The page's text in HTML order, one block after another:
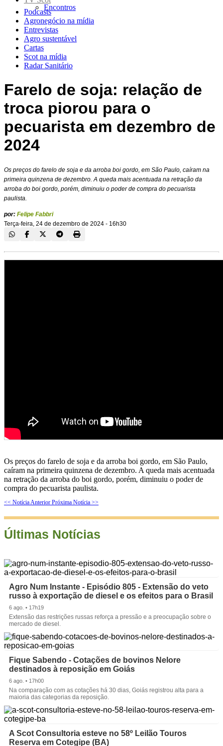
Encontros
Podcasts
Agronegócio na mídia
Entrevistas
Agro sustentável
Cartas
Scot na mídia
Radar Sanitário
Farelo de soja: relação de
troca piorou para o
pecuarista em dezembro de
2024
Os preços do farelo de soja e da arroba boi gordo, em São Paulo, caíram na
primeira quinzena de dezembro. A queda mais acentuada na retração da
arroba do boi gordo, porém, diminuiu o poder de compra do pecuarista
paulista.
por: Felipe Fabbri
Terça-feira, 24 de dezembro de 2024 - 16h30
Os preços do farelo de soja e da arroba boi gordo, em São Paulo,
caíram na primeira quinzena de dezembro. A queda mais acentuada
na retração da arroba do boi gordo, porém, diminuiu o poder de
compra do pecuarista paulista.
<< Notícia Anterior Próxima Notícia >>
Últimas Notícias
Agro Num Instante - Episódio 805 - Extensão do veto
russo à exportação de diesel e os efeitos para o Brasil
6 ago. • 17h19
Extensão das restrições russas reforça a pressão e a preocupação sobre o
mercado de diesel.
Fique Sabendo - Cotações de bovinos Nelore
destinados à reposição em Goiás
6 ago. • 17h00
Na comparação com as cotações há 30 dias, Goiás registrou alta para a
maioria das categorias da reposição.
A Scot Consultoria esteve no 58º Leilão Touros
Reserva em Cotegipe (BA)